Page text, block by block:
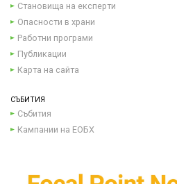
Становища на експерти
Опасности в храни
Работни програми
Публикации
Карта на сайта
СЪБИТИЯ
Събития
Кампании на ЕОБХ